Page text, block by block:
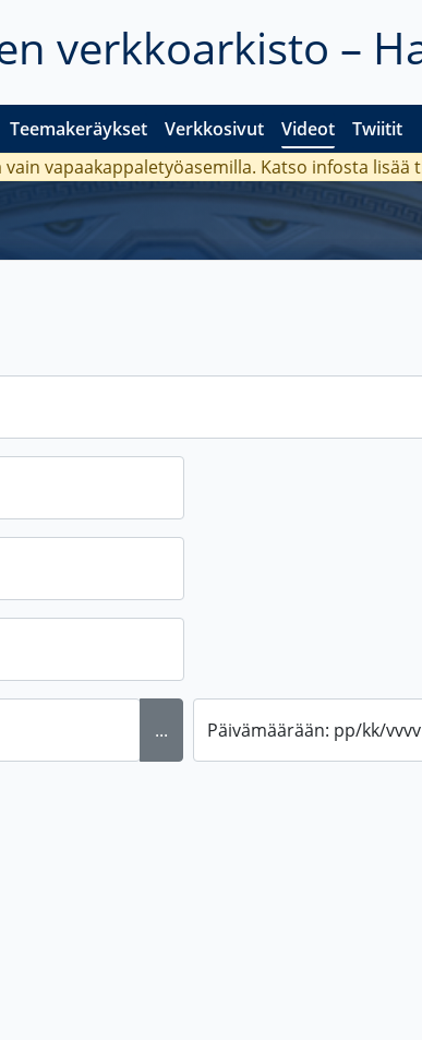
verkkoarkisto –
Teemakeräykset Verkkosivut Videot Twiitit
vapaakappaletyöasemilla. Katso infosta lisää
... Päivämäärään: pp/kk/vvvv